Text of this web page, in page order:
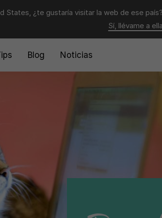
States, ¿te gustaría visitar la web de ese país?
Sí, llévame a ella
Blog Noticias